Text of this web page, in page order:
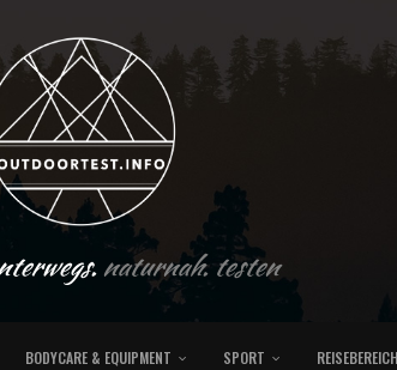
naturnah. testen
BODYCARE & EQUIPMENT SPORT REISEBEREICH